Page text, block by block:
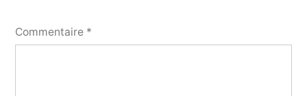
Commentaire *